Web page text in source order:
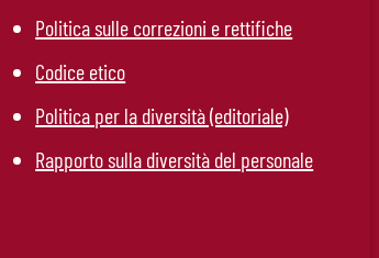
Politica sulle correzioni e rettifiche
Codice etico
Politica per la diversità (editoriale)
Rapporto sulla diversità del personale